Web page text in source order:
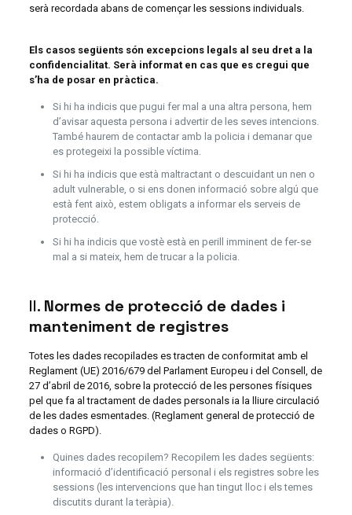
serà recordada abans de començar les sessions individuals.
Els casos següents són excepcions legals al seu dret a la
confidencialitat. Serà informat en cas que es cregui que
s’ha de posar en pràctica.
Si hi ha indicis que pugui fer mal a una altra persona, hem
d’avisar aquesta persona i advertir de les seves intencions.
També haurem de contactar amb la policia i demanar que
es protegeixi la possible víctima.
Si hi ha indicis que està maltractant o descuidant un nen o
adult vulnerable, o si ens donen informació sobre algú que
està fent això, estem obligats a informar els serveis de
protecció.
Si hi ha indicis que vostè està en perill imminent de fer-se
mal a si mateix, hem de trucar a la policia.
II. Normes de protecció de dades i
manteniment de registres
Totes les dades recopilades es tracten de conformitat amb el
Reglament (UE) 2016/679 del Parlament Europeu i del Consell, de
27 d’abril de 2016, sobre la protecció de les persones físiques
pel que fa al tractament de dades personals ia la lliure circulació
de les dades esmentades. (Reglament general de protecció de
dades o RGPD).
Quines dades recopilem? Recopilem les dades següents:
informació d’identificació personal i els registres sobre les
sessions (les intervencions que han tingut lloc i els temes
discutits durant la teràpia).